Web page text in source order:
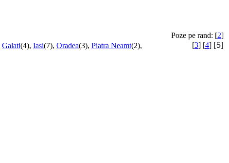
Galati(4), Iasi(7), Oradea(3), Piatra Neamt(2),
Poze pe rand: [2]
[3] [4] [5]